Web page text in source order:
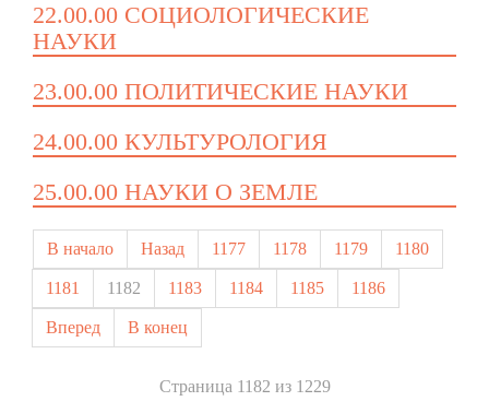
22.00.00 СОЦИОЛОГИЧЕСКИЕ
НАУКИ
23.00.00 ПОЛИТИЧЕСКИЕ НАУКИ
24.00.00 КУЛЬТУРОЛОГИЯ
25.00.00 НАУКИ О ЗЕМЛЕ
В начало Назад 1177 1178 1179 1180
1181 1182 1183 1184 1185 1186
Вперед В конец
Страница 1182 из 1229